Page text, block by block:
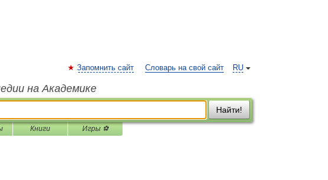
RU
Запомнить сайт Словарь на свой сайт
на Академике
Найти!
Книги Игры ⚽